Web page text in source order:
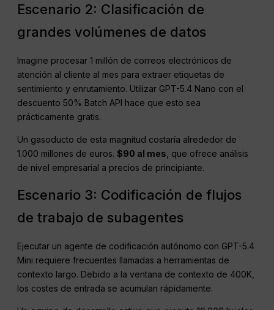
Escenario 2: Clasificación de
grandes volúmenes de datos
Imagine procesar 1 millón de correos electrónicos de
atención al cliente al mes para extraer etiquetas de
sentimiento y enrutamiento. Utilizar GPT-5.4 Nano con el
descuento 50% Batch API hace que esto sea
prácticamente gratis.
Un gasoducto de esta magnitud costaría alrededor de
1.000 millones de euros.$90 al mes , que ofrece análisis
de nivel empresarial a precios de principiante.
Escenario 3: Codificación de flujos
de trabajo de subagentes
Ejecutar un agente de codificación autónomo con GPT-5.4
Mini requiere frecuentes llamadas a herramientas de
contexto largo. Debido a la ventana de contexto de 400K,
los costes de entrada se acumulan rápidamente.